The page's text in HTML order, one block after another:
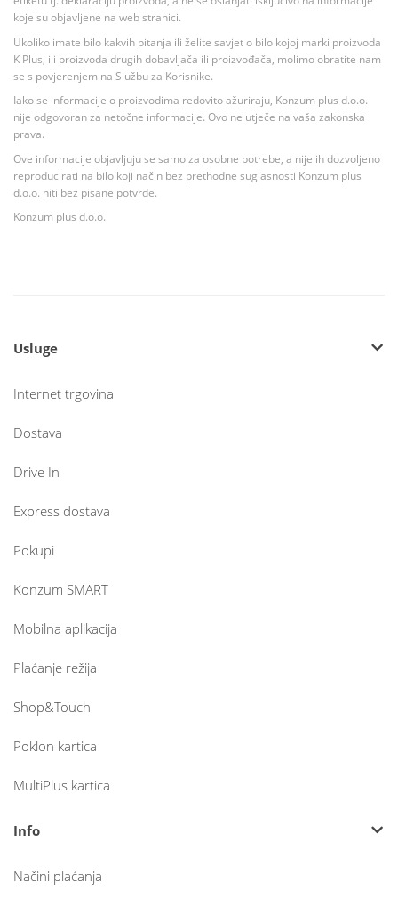
koje su objavljene na web stranici.
Ukoliko imate bilo kakvih pitanja ili želite savjet o bilo kojoj marki proizvoda
K Plus, ili proizvoda drugih dobavljača ili proizvođača, molimo obratite nam
se s povjerenjem na Službu za Korisnike.
Iako se informacije o proizvodima redovito ažuriraju, Konzum plus d.o.o.
nije odgovoran za netočne informacije. Ovo ne utječe na vaša zakonska
prava.
Ove informacije objavljuju se samo za osobne potrebe, a nije ih dozvoljeno
reproducirati na bilo koji način bez prethodne suglasnosti Konzum plus
d.o.o. niti bez pisane potvrde.
Konzum plus d.o.o.
Usluge
Internet trgovina
Dostava
Drive In
Express dostava
Pokupi
Konzum SMART
Mobilna aplikacija
Plaćanje režija
Shop&Touch
Poklon kartica
MultiPlus kartica
Info
Načini plaćanja